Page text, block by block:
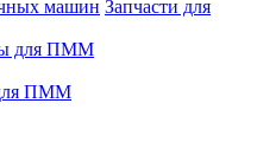
Запчасти для
для ПММ
ПММ